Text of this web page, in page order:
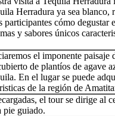
Herradura ya sea blanco,
participantes cómo degustar
y sabores únicos
el imponente paisaje
de plantíos de agave
En el lugar se puede
de la región de
el tour se dirige al
pie guiado.